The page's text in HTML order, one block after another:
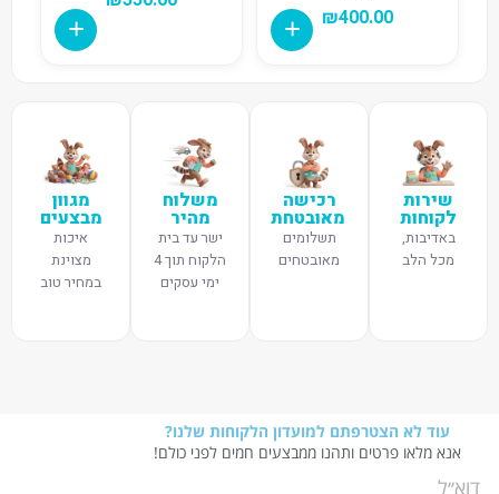
₪400.00
שירות
לקוחות
באדיבות,
מכל הלב
רכישה
מאובטחת
תשלומים
מאובטחים
משלוח
מהיר
ישר עד בית
הלקוח תוך 4
ימי עסקים
מגוון
מבצעים
איכות
מצוינת
במחיר טוב
עוד לא הצטרפתם למועדון הלקוחות שלנו?
אנא מלאו פרטים ותהנו ממבצעים חמים לפני כולם!